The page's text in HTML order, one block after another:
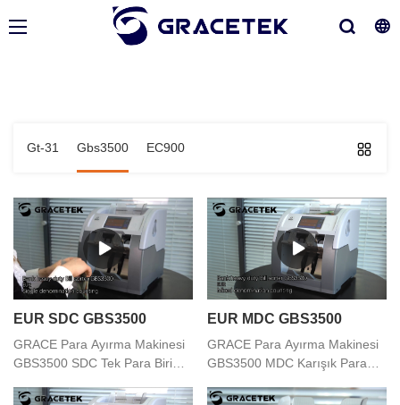
Gt-31 Gbs3500 EC900
EUR SDC GBS3500
GRACE Para Ayırma Makinesi
GBS3500 SDC Tek Para Birimi
EUR MDC GBS3500
GRACE Para Ayırma Makinesi
GBS3500 MDC Karışık Para